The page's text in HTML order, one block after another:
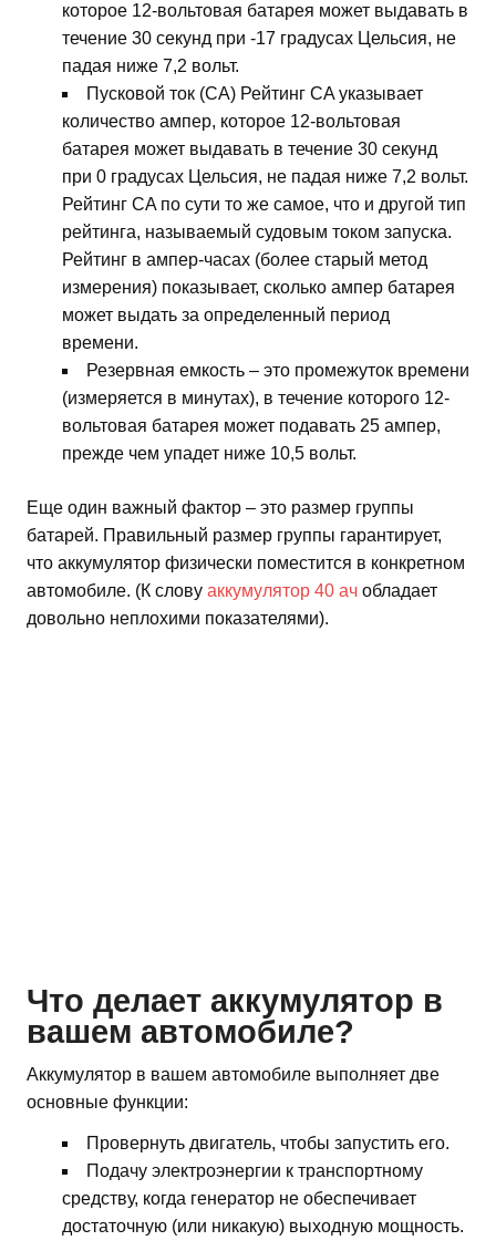
которое 12-вольтовая батарея может выдавать в
течение 30 секунд при -17 градусах Цельсия, не
падая ниже 7,2 вольт.
Пусковой ток (CA) Рейтинг CA указывает
количество ампер, которое 12-вольтовая
батарея может выдавать в течение 30 секунд
при 0 градусах Цельсия, не падая ниже 7,2 вольт.
Рейтинг CA по сути то же самое, что и другой тип
рейтинга, называемый судовым током запуска.
Рейтинг в ампер-часах (более старый метод
измерения) показывает, сколько ампер батарея
может выдать за определенный период
времени.
Резервная емкость – это промежуток времени
(измеряется в минутах), в течение которого 12-
вольтовая батарея может подавать 25 ампер,
прежде чем упадет ниже 10,5 вольт.
Еще один важный фактор – это размер группы
батарей. Правильный размер группы гарантирует,
что аккумулятор физически поместится в конкретном
автомобиле. (К слову аккумулятор 40 ач обладает
довольно неплохими показателями).
Что делает аккумулятор в
вашем автомобиле?
Аккумулятор в вашем автомобиле выполняет две
основные функции:
Провернуть двигатель, чтобы запустить его.
Подачу электроэнергии к транспортному
средству, когда генератор не обеспечивает
достаточную (или никакую) выходную мощность.